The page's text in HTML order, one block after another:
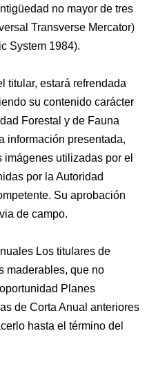
no mayor de tres
Transverse Mercator)
System 1984).
titular, estará refrendada
su contenido carácter
Forestal y de Fauna
información presentada,
utilizadas por el
por la Autoridad
Su aprobación
de campo.
Los titulares de
maderables, que no
Planes
de Corta Anual anteriores
hasta el término del